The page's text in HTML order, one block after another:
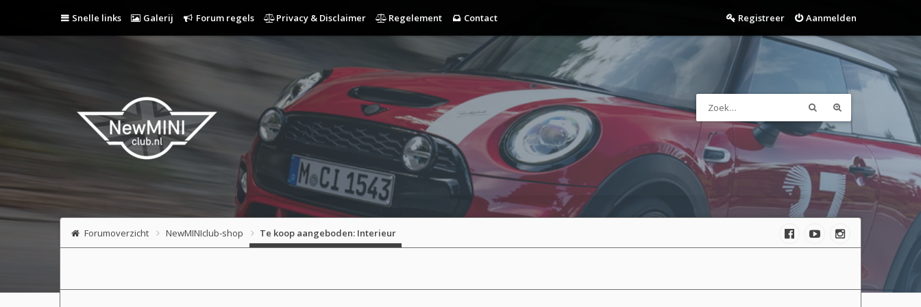
Snelle links Galerij Forum regels Privacy & Disclaimer Regelement Contact Aanmelden
Registreer
Forumoverzicht NewMINIclub-shop Te koop aangeboden: Interieur